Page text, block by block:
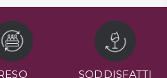
SODDISFATTI